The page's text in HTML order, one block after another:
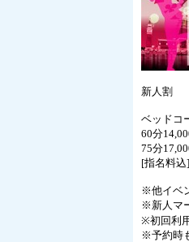
新人割
ベッドコ
60分
75分
[指名料込]
※他イベ
※新人マ
※初回利
※予約時